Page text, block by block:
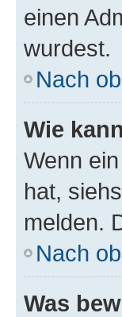
einen
wurdest.
Nach
Wie
Wenn
hat,
melden.
Nach
Was